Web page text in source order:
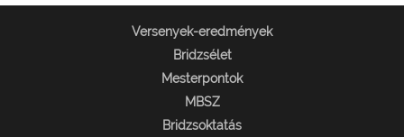
Versenyek-eredmények
Bridzsélet
Mesterpontok
MBSZ
Bridzsoktatás